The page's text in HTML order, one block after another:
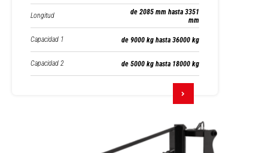
Longitud
de 2085 mm hasta 3351
mm
Capacidad 1 de 9000 kg hasta 36000 kg
Capacidad 2 de 5000 kg hasta 18000 kg